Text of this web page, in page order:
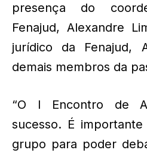
presença do
Fenajud, Alexandre
jurídico da Fenajud,
demais membros da
“O I Encontro de
sucesso. É
grupo para poder